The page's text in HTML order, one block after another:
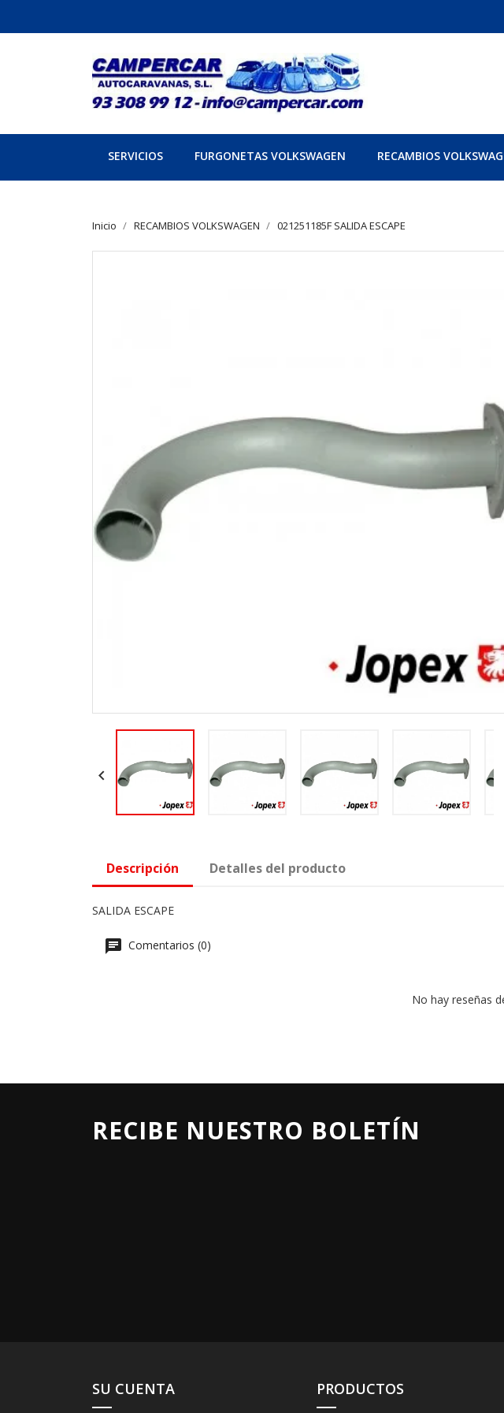
SERVICIOS FURGONETAS VOLKSWAGEN RECAMBIOS
Inicio RECAMBIOS VOLKSWAGEN 021251185F SALIDA ESCAPE

Descripción Detalles del producto
SALIDA ESCAPE
Comentarios (0)
No hay reseñas
RECIBE NUESTRO BOLETÍN
SU CUENTA PRODUCTOS